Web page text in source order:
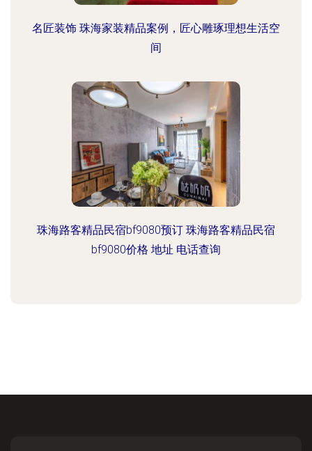
名匠装饰 珠海家装精品案例，匠心雕琢理想生活空
间
珠海路客精品民宿bf9080预订 珠海路客精品民宿
bf9080价格 地址 电话查询